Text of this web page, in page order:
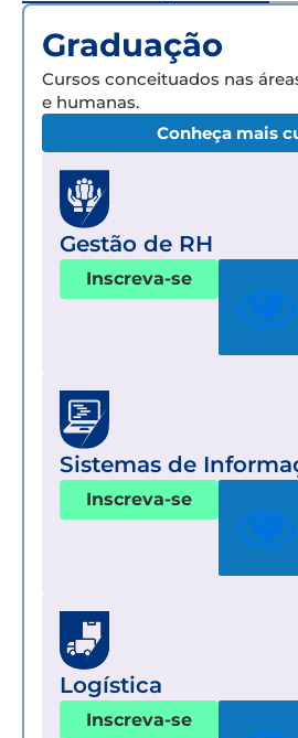
Graduação
Cursos conceituados nas
e humanas.
Conheça mais
Gestão de RH
Inscreva-se
Sistemas de
Inscreva-se
Logística
Inscreva-se